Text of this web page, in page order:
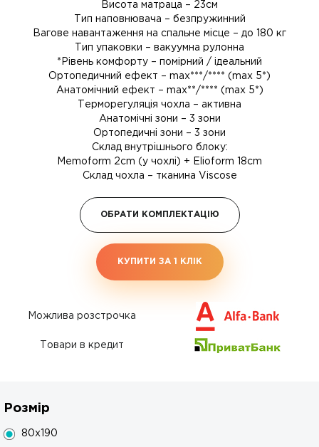
Висота матраца – 23см
Тип наповнювача – безпружинний
Вагове навантаження на спальне місце – до 180 кг
Тип упаковки – вакуумна рулонна
*Рівень комфорту – помірний / ідеальний
Ортопедичний ефект – max***/**** (max 5*)
Анатомічний ефект – max**/**** (max 5*)
Терморегуляція чохла – активна
Анатомічні зони – 3 зони
Ортопедичні зони – 3 зони
Склад внутрішнього блоку:
Memoform 2cm (у чохлі) + Elioform 18cm
Склад чохла – тканина Viscose
ОБРАТИ КОМПЛЕКТАЦІЮ
КУПИТИ ЗА 1 КЛIК
Можлива розстрочка
Товари в кредит
Розмір
80х190